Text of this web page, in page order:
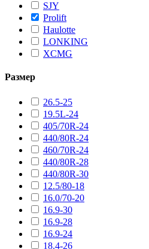
SJY
Prolift
Haulotte
LONKING
XCMG
Размер
26.5-25
19.5L-24
405/70R-24
440/80R-24
460/70R-24
440/80R-28
440/80R-30
12.5/80-18
16.0/70-20
16.9-30
16.9-28
16.9-24
18.4-26